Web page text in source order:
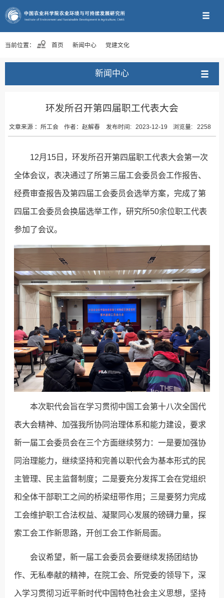
当前位置： 首页 新闻中心 党建文化
新闻中心
环发所召开第四届职工代表大会
文章来源 ：所工会 作者：赵解春 发布时间: 2023-12-19 浏览量: 2258
12月15日，环发所召开第四届职工代表大会第一次
全体会议，表决通过了所第三届工会委员会工作报告、
经费审查报告及第四届工会委员会选举方案，完成了第
四届工会委员会换届选举工作，研究所50余位职工代表
参加了会议。
本次职代会旨在学习贯彻中国工会第十八次全国代
表大会精神、加强我所协同治理体系和能力建设，要求
新一届工会委员会在三个方面继续努力：一是要加强协
同治理能力，继续坚持和完善以职代会为基本形式的民
主管理、民主监督制度；二是要充分发挥工会在党组织
和全体干部职工之间的桥梁纽带作用；三是要努力完成
工会维护职工合法权益、凝聚同心发展的磅礴力量，探
索工会工作新思路，开创工会工作新局面。
会议希望，新一届工会委员会要继续发扬团结协
作、无私奉献的精神，在院工会、所党委的领导下，深
入学习贯彻习近平新时代中国特色社会主义思想，坚持